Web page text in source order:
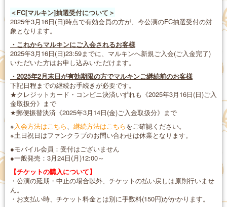
＜FC[マルキン]抽選受付について＞
2025年3月16日(日)時点で有効会員の方が、今公演のFC抽選受付の対
象となります。
・これからマルキンにご入会されるお客様
2025年3月16日(日)23:59までに、マルキンへ新規ご入会(ご入金完了)
いただいた方はお申し込みいただけます。
・2025年2月末日が有効期限の方でマルキンご継続前のお客様
下記日程までの継続お手続きが必要です。
★クレジットカード・コンビニ決済いずれも《2025年3月16日(日)ご入
金取扱分》まで
★郵便振替決済《2025年3月14日(金)ご入金取扱分》まで
※入会方法はこちら、 継続方法はこちらをご確認ください。
※土日祝日はファンクラブのお問い合わせは休業となります。
●モバイル会員：受付はございません
●一般発売：3月24日(月)12:00～
【チケットの購入について】
・公演の延期・中止の場合以外、チケットの払い戻しは原則行いませ
ん。
・お支払い時、チケット料金とは別に手数料(150円)がかかります。